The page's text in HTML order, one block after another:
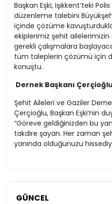
GÜNCEL
Başkan Eşki, Işıkkent’teki
düzenleme talebini
içinde çözüme
ekiplerimiz şehit
gerekli çalışmalara
tüm taleplerin çözümü için
konuştu.
Dernek Başkanı
Şehit Aileleri ve Gaziler
Çerçioğlu, Başkan Eşki’nin
“Göreve geldiğinizden bu
takdire şayan. Her zaman
yanında olduğunuzu